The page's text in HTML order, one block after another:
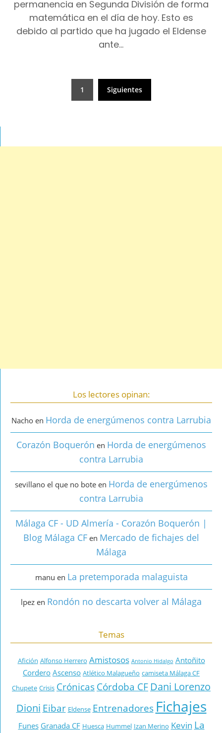
permanencia en Segunda División de forma
matemática en el día de hoy. Esto es
debido al partido que ha jugado el Eldense
ante…
1 Siguientes
Los lectores opinan:
Nacho en Horda de energúmenos contra Larrubia
Corazón Boquerón en Horda de energúmenos
contra Larrubia
sevillano el que no bote en Horda de energúmenos
contra Larrubia
Málaga CF - UD Almería - Corazón Boquerón |
Blog Málaga CF en Mercado de fichajes del
Málaga
manu en La pretemporada malaguista
lpez en Rondón no descarta volver al Málaga
Temas
Afición Alfonso Herrero Amistosos Antonio Hidalgo Antoñito
CorderoAscenso Atlético Malagueño camiseta Málaga CF
Chupete Crisis Crónicas Córdoba CF Dani Lorenzo
Dioni Eibar Eldense Entrenadores Fichajes
Funes Granada CF Huesca Hummel Izan Merino Kevin La